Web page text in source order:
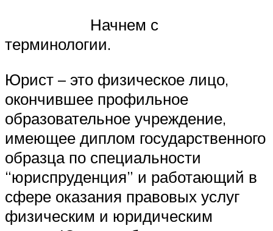
Начнем с
терминологии.
Юрист – это физическое лицо,
окончившее профильное
образовательное учреждение,
имеющее диплом государственного
образца по специальности
“юриспруденция” и работающий в
сфере оказания правовых услуг
физическим и юридическим